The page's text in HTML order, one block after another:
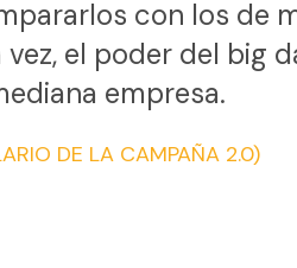
con los de
el poder del big
empresa.
DE LA CAMPAÑA 2.0)